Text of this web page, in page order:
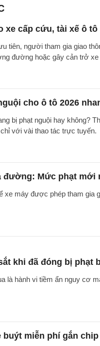
cấp cứu, tài xế ô tô
tiên, người tham gia giao
đường hoặc gây cản trở
cho ô tô 2026
bị phạt nguội hay không?
với vài thao tác trực tuyến.
đường: Mức phạt mới
xe máy được phép tham
khi đã đóng bị phạt
là hành vi tiềm ẩn nguy cơ
miễn phí gắn chip